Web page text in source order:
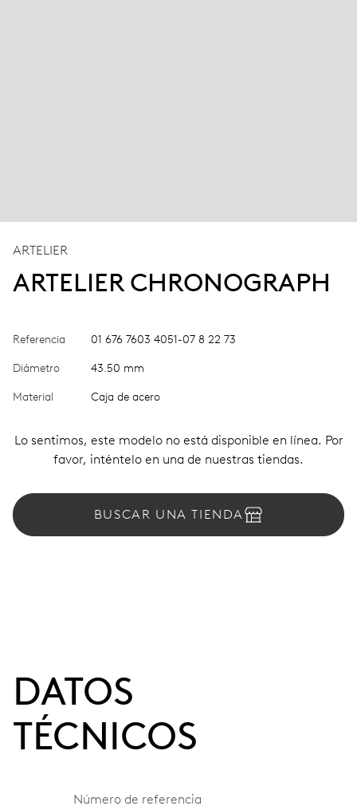
ARTELIER
ARTELIER CHRONOGRAPH
Referencia 01 676 7603 4051-07 8 22 73
Diámetro 43.50 mm
Material Caja de acero
Lo sentimos, este modelo no está disponible en línea. Por
favor, inténtelo en una de nuestras tiendas.
BUSCAR UNA TIENDA
DATOS
TÉCNICOS
Número de referencia